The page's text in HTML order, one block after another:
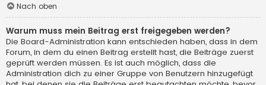
Nach oben
Warum muss mein Beitrag erst freigegeben werden?
Die Board-Administration kann entschieden haben, dass in dem
Forum, in dem du einen Beitrag erstellt hast, die Beiträge zuerst
geprüft werden müssen. Es ist auch möglich, dass die
Administration dich zu einer Gruppe von Benutzern hinzugefügt